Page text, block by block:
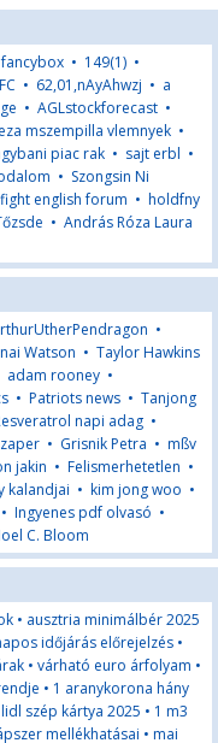
fancybox • 149(1) •
• 62,01,nAyAhwzj • a
• AGLstockforecast •
mszempilla vlemnyek •
piac rak • sajt erbl •
• Szongsin Ni
english forum • holdfny
• András Róza Laura
•
Watson • Taylor Hawkins
adam rooney •
• Patriots news • Tanjong
napi adag •
• Grisnik Petra • mßv
jakin • Felismerhetetlen •
kalandjai • kim jong woo •
• Ingyenes pdf olvasó •
C. Bloom
• ausztria minimálbér 2025
időjárás előrejelzés •
• várható euro árfolyam •
• 1 aranykorona hány
lidl szép kártya 2025 • 1 m3
mellékhatásai • mai